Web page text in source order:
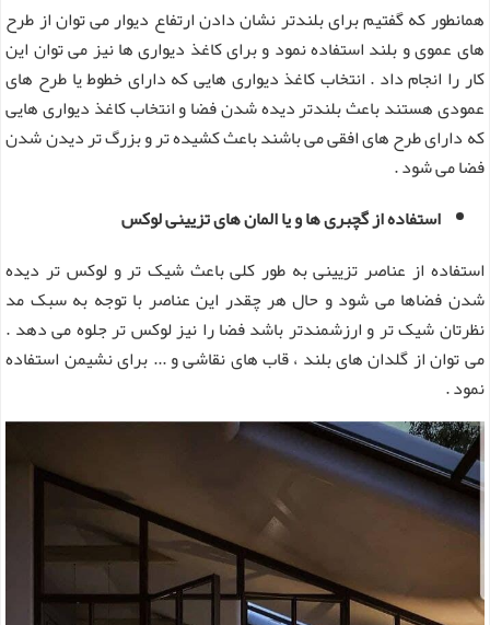
همانطور که گفتیم برای بلندتر نشان دادن ارتفاع دیوار می توان از طرح
های عموی و بلند استفاده نمود و برای کاغذ دیواری ها نیز می توان این
کار را انجام داد . انتخاب کاغذ دیواری هایی که دارای خطوط یا طرح های
عمودی هستند باعث بلندتر دیده شدن فضا و انتخاب کاغذ دیواری هایی
که دارای طرح های افقی می باشند باعث کشیده تر و بزرگ تر دیدن شدن
فضا می شود .
استفاده از گچبری ها و یا المان های تزیینی لوکس
استفاده از عناصر تزیینی به طور کلی باعث شیک تر و لوکس تر دیده
شدن فضاها می شود و حال هر چقدر این عناصر با توجه به سبک مد
نظرتان شیک تر و ارزشمندتر باشد فضا را نیز لوکس تر جلوه می دهد .
می توان از گلدان های بلند ، قاب های نقاشی و ... برای نشیمن استفاده
نمود .